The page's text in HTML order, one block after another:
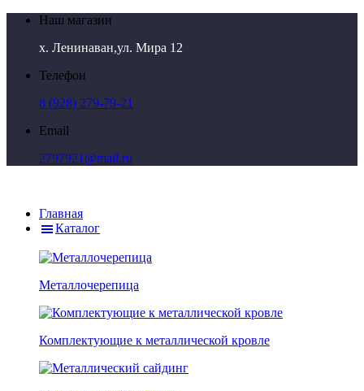
Наш магазин
х. Ленинаван,ул. Мира 12
Телефон
8 (928) 279-79-21
Email
2797921@mail.ru
Главная
Каталог
Металлочерепица
Комплектующие к металлической кровле